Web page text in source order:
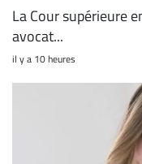
La Cour supérieure
avocat...
il y a 10 heures